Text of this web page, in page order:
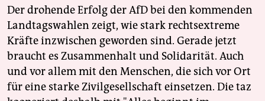
Der drohende Erfolg der AfD bei den kommenden
Landtagswahlen zeigt, wie stark rechtsextreme
Kräfte inzwischen geworden sind. Gerade jetzt
braucht es Zusammenhalt und Solidarität. Auch
und vor allem mit den Menschen, die sich vor Ort
für eine starke Zivilgesellschaft einsetzen. Die taz